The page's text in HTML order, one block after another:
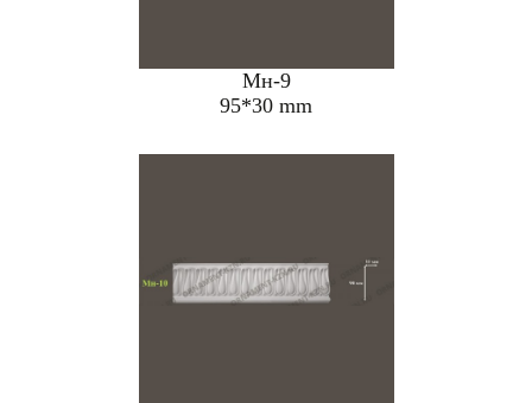
Мн-9
95*30 mm